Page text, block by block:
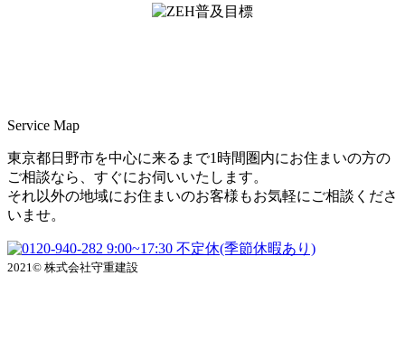
Service Map
東京都日野市を中心に来るまで1時間圏内にお住まいの方の
ご相談なら、すぐにお伺いいたします。
それ以外の地域にお住まいのお客様もお気軽にご相談くださ
いませ。
9:00~17:30 不定休(季節休暇あり)
2021© 株式会社守重建設